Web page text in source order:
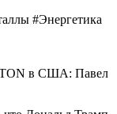
#Энергетика
в США: Павел